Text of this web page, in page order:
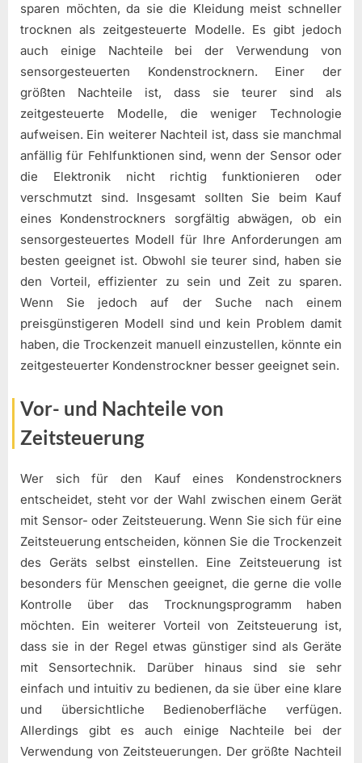
sparen möchten, da sie die Kleidung meist schneller
trocknen als zeitgesteuerte Modelle. Es gibt jedoch
auch einige Nachteile bei der Verwendung von
sensorgesteuerten Kondenstrocknern. Einer der
größten Nachteile ist, dass sie teurer sind als
zeitgesteuerte Modelle, die weniger Technologie
aufweisen. Ein weiterer Nachteil ist, dass sie manchmal
anfällig für Fehlfunktionen sind, wenn der Sensor oder
die Elektronik nicht richtig funktionieren oder
verschmutzt sind. Insgesamt sollten Sie beim Kauf
eines Kondenstrockners sorgfältig abwägen, ob ein
sensorgesteuertes Modell für Ihre Anforderungen am
besten geeignet ist. Obwohl sie teurer sind, haben sie
den Vorteil, effizienter zu sein und Zeit zu sparen.
Wenn Sie jedoch auf der Suche nach einem
preisgünstigeren Modell sind und kein Problem damit
haben, die Trockenzeit manuell einzustellen, könnte ein
zeitgesteuerter Kondenstrockner besser geeignet sein.
Vor- und Nachteile von
Zeitsteuerung
Wer sich für den Kauf eines Kondenstrockners
entscheidet, steht vor der Wahl zwischen einem Gerät
mit Sensor- oder Zeitsteuerung. Wenn Sie sich für eine
Zeitsteuerung entscheiden, können Sie die Trockenzeit
des Geräts selbst einstellen. Eine Zeitsteuerung ist
besonders für Menschen geeignet, die gerne die volle
Kontrolle über das Trocknungsprogramm haben
möchten. Ein weiterer Vorteil von Zeitsteuerung ist,
dass sie in der Regel etwas günstiger sind als Geräte
mit Sensortechnik. Darüber hinaus sind sie sehr
einfach und intuitiv zu bedienen, da sie über eine klare
und übersichtliche Bedienoberfläche verfügen.
Allerdings gibt es auch einige Nachteile bei der
Verwendung von Zeitsteuerungen. Der größte Nachteil